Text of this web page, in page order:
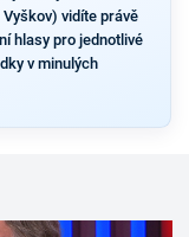
vidíte právě
hlasy pro jednotlivé
v minulých